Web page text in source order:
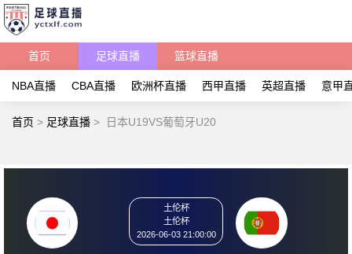
首页 足球直播 篮球直播
NBA直播 CBA直播 欧洲杯直播 西甲直播 英超直播 意甲
首页 > 足球直播 > 日本U19VS葡萄牙U20